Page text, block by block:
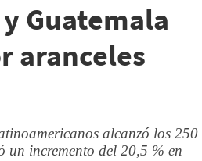
Guatemala
aranceles
alcanzó los 250
un incremento del 20,5 % en